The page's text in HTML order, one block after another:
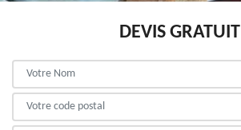
DEVIS GRATUIT